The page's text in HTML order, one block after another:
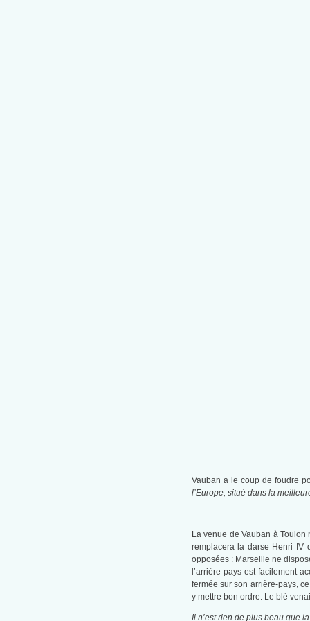
Vauban a le coup de foudre
l’Europe, situé dans la
La venue de Vauban à
remplacera la darse Henri IV
opposées : Marseille ne
l’arrière-pays est facilement
fermée sur son arrière-pays,
y mettre bon ordre. Le blé
Il n’est rien de plus beau que